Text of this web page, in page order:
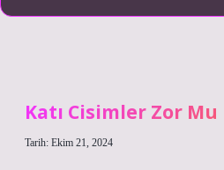
Katı Cisimler Zor Mu
Tarih: Ekim 21, 2024